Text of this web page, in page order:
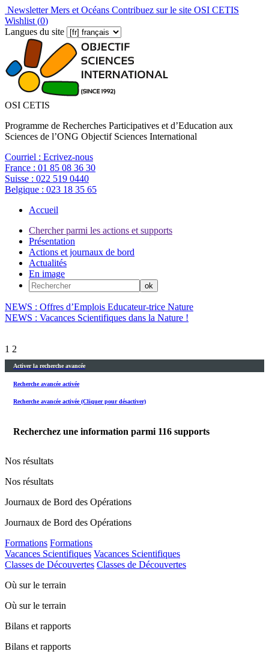
Newsletter Mers et Océans Contribuez sur le site OSI CETIS
Wishlist (0)
Langues du site
OSI CETIS
Programme de Recherches Participatives et d’Education aux
Sciences de l’ONG Objectif Sciences International
Courriel : Ecrivez-nous
France : 01 85 08 36 30
Suisse : 022 519 0440
Belgique : 023 18 35 65
Accueil
Chercher parmi les actions et supports
Présentation
Actions et journaux de bord
Actualités
En image
NEWS : Offres d’Emplois Educateur-trice Nature
NEWS : Vacances Scientifiques dans la Nature !
1 2
Activer la recherche avancée
Recherche avancée activée
Recherche avancée activée (Cliquer pour désactiver)
Recherchez une information parmi 116 supports
Nos résultats
Nos résultats
Journaux de Bord des Opérations
Journaux de Bord des Opérations
Formations Formations
Vacances Scientifiques Vacances Scientifiques
Classes de Découvertes Classes de Découvertes
Où sur le terrain
Où sur le terrain
Bilans et rapports
Bilans et rapports